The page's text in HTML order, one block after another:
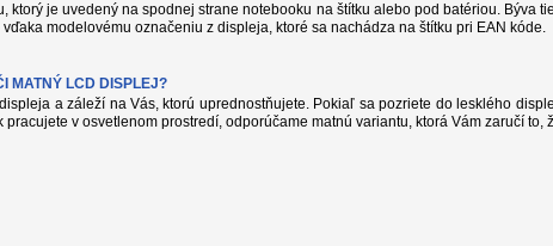
je uvedený na spodnej strane notebooku na štítku alebo pod batériou. Býva
modelovému označeniu z displeja, ktoré sa nachádza na štítku pri EAN kóde.
MATNÝ LCD DISPLEJ?
a záleží na Vás, ktorú uprednostňujete. Pokiaľ sa pozriete do lesklého
v osvetlenom prostredí, odporúčame matnú variantu, ktorá Vám zaručí